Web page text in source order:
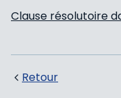
Clause résolutoire
Retour